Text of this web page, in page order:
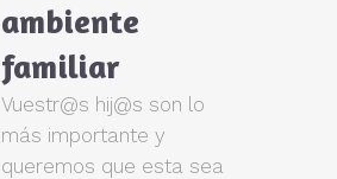
ambiente
familiar
Vuestr@s hij@s son lo
más importante y
queremos que esta sea